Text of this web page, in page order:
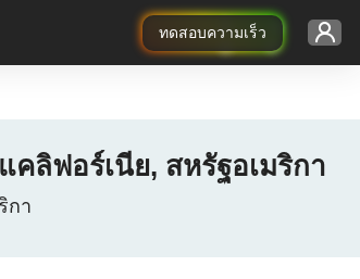
ทดสอบความเร็ว
ลิฟอร์เนีย, สหรัฐอเมริกา
กา